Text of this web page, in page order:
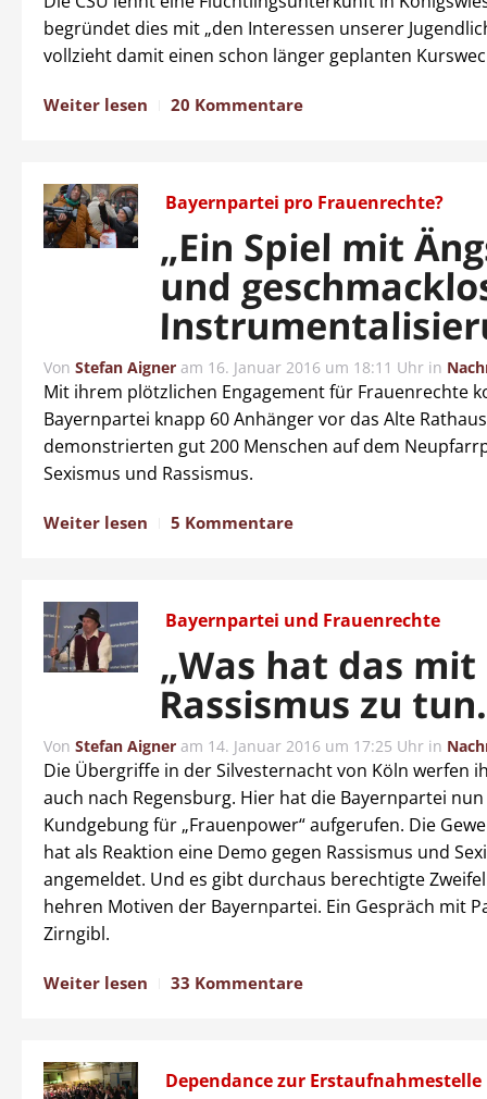
begründet dies mit „den Interessen unserer
vollzieht damit einen schon länger geplanten
Weiter lesen 20 Kommentare
Bayernpartei pro Frauenrechte?
„Ein Spiel mit
und
Von Stefan Aigner am 16. Januar 2016 um 18:11 Uhr in
Mit ihrem plötzlichen Engagement für Frauenrechte
Bayernpartei knapp 60 Anhänger vor das Alte
demonstrierten gut 200 Menschen auf dem
Sexismus und Rassismus.
Weiter lesen 5 Kommentare
Bayernpartei und Frauenrechte
„Was hat das mit
Rassismus zu
Von Stefan Aigner am 14. Januar 2016 um 17:25 Uhr in
Die Übergriffe in der Silvesternacht von Köln werfen
auch nach Regensburg. Hier hat die Bayernpartei
Kundgebung für „Frauenpower“ aufgerufen. Die
hat als Reaktion eine Demo gegen Rassismus und
angemeldet. Und es gibt durchaus berechtigte
hehren Motiven der Bayernpartei. Ein Gespräch mit
Zirngibl.
Weiter lesen 33 Kommentare
Dependance zur Erstaufnahmestelle